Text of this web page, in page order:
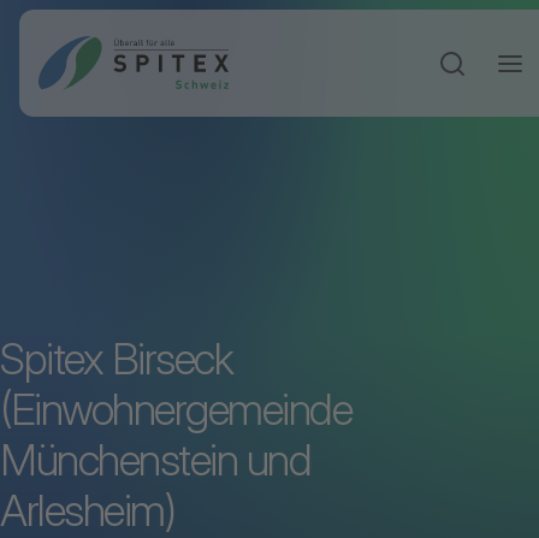
Spitex Birseck
(Einwohnergemeinde
Münchenstein und
Arlesheim)